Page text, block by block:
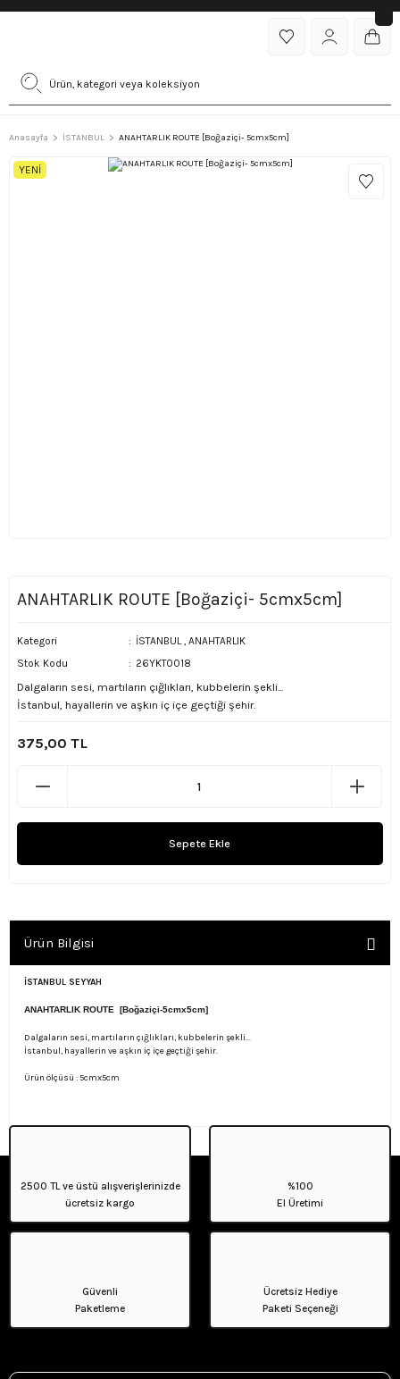
Anasayfa İSTANBUL ANAHTARLIK ROUTE [Boğaziçi- 5cmx5cm]
YENİ
ANAHTARLIK ROUTE [Boğaziçi- 5cmx5cm]
Kategori İSTANBUL ,ANAHTARLIK
Stok Kodu
26YKT0018
Dalgaların sesi, martıların çığlıkları, kubbelerin şekli...
İstanbul, hayallerin ve aşkın iç içe geçtiği şehir.
375,00 TL
Sepete Ekle
Ürün Bilgisi
İSTANBUL SEYYAH
ANAHTARLIK ROUTE [Boğaziçi-5cmx5cm]
Dalgaların sesi, martıların çığlıkları, kubbelerin şekli...
İstanbul, hayallerin ve aşkın iç içe geçtiği şehir.
Ürün ölçüsü : 5cmx5cm
2500 TL ve üstü alışverişlerinizde
ücretsiz kargo
%100
El Üretimi
Güvenli
Paketleme
Ücretsiz Hediye
Paketi Seçeneği